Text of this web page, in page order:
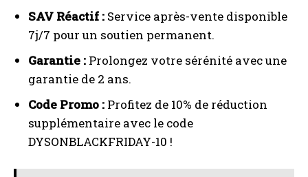
SAV Réactif : Service après-vente disponible
7j/7 pour un soutien permanent.
Garantie : Prolongez votre sérénité avec une
garantie de 2 ans.
Code Promo : Profitez de 10% de réduction
supplémentaire avec le code
DYSONBLACKFRIDAY-10 !